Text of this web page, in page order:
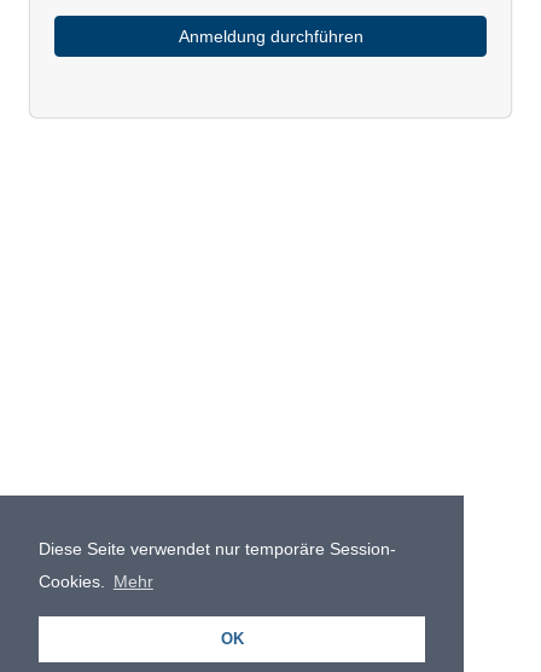
Diese Seite verwendet nur temporäre Session-
Cookies.
Mehr
OK
Anmeldung durchführen